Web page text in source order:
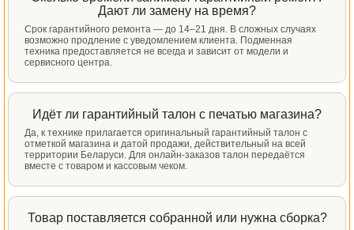
Дают ли замену на время?
Срок гарантийного ремонта — до 14–21 дня. В сложных случаях
возможно продление с уведомлением клиента. Подменная
техника предоставляется не всегда и зависит от модели и
сервисного центра.
Идёт ли гарантийный талон с печатью магазина?
Да, к технике прилагается оригинальный гарантийный талон с
отметкой магазина и датой продажи, действительный на всей
территории Беларуси. Для онлайн-заказов талон передаётся
вместе с товаром и кассовым чеком.
Товар поставляется собранной или нужна сборка?